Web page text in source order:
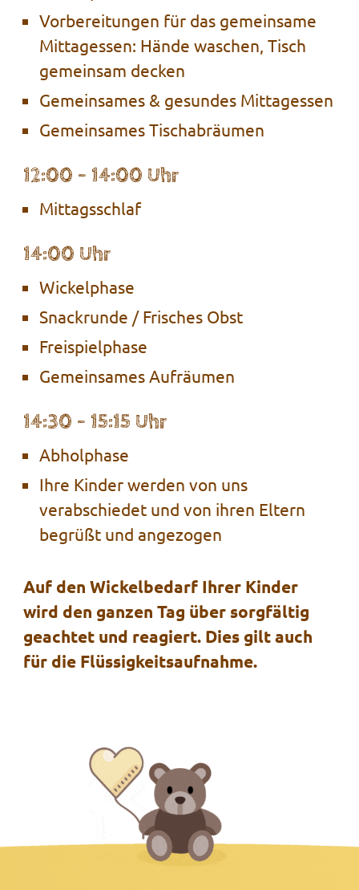
Vorbereitungen für das gemeinsame
Mittagessen: Hände waschen, Tisch
gemeinsam decken
Gemeinsames & gesundes Mittagessen
Gemeinsames Tischabräumen
12:00 - 14:00 Uhr
Mittagsschlaf
14:00 Uhr
Wickelphase
Snackrunde / Frisches Obst
Freispielphase
Gemeinsames Aufräumen
14:30 - 15:15 Uhr
Abholphase
Ihre Kinder werden von uns
verabschiedet und von ihren Eltern
begrüßt und angezogen
Auf den Wickelbedarf Ihrer Kinder
wird den ganzen Tag über sorgfältig
geachtet und reagiert. Dies gilt auch
für die Flüssigkeitsaufnahme.